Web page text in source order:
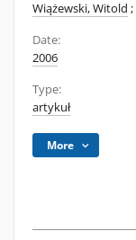
Wiążewski, Witold ;
Date:
2006
Type:
artykuł
More